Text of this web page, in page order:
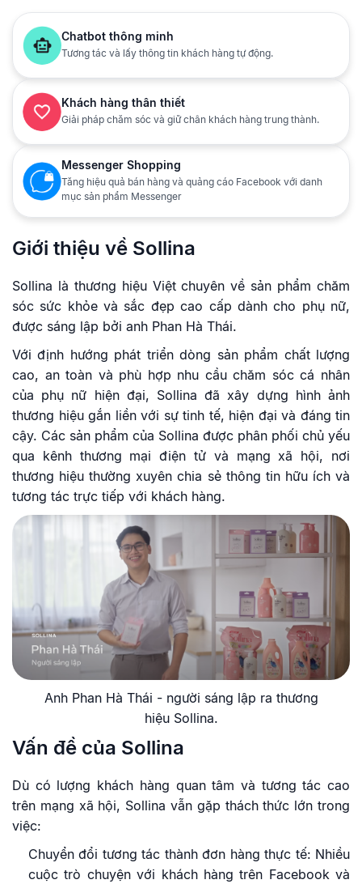
Chatbot thông minh
Tương tác và lấy thông tin khách hàng tự động.
Khách hàng thân thiết
Giải pháp chăm sóc và giữ chân khách hàng trung thành.
Messenger Shopping
Tăng hiệu quả bán hàng và quảng cáo Facebook với danh
mục sản phẩm Messenger
Giới thiệu về Sollina
Sollina là thương hiệu Việt chuyên về sản phẩm chăm
sóc sức khỏe và sắc đẹp cao cấp dành cho phụ nữ,
được sáng lập bởi anh Phan Hà Thái.
Với định hướng phát triển dòng sản phẩm chất lượng
cao, an toàn và phù hợp nhu cầu chăm sóc cá nhân
của phụ nữ hiện đại, Sollina đã xây dựng hình ảnh
thương hiệu gắn liền với sự tinh tế, hiện đại và đáng tin
cậy. Các sản phẩm của Sollina được phân phối chủ yếu
qua kênh thương mại điện tử và mạng xã hội, nơi
thương hiệu thường xuyên chia sẻ thông tin hữu ích và
tương tác trực tiếp với khách hàng.
Anh Phan Hà Thái - người sáng lập ra thương
hiệu Sollina.
Vấn đề của Sollina
Dù có lượng khách hàng quan tâm và tương tác cao
trên mạng xã hội, Sollina vẫn gặp thách thức lớn trong
việc:
Chuyển đổi tương tác thành đơn hàng thực tế: Nhiều
cuộc trò chuyện với khách hàng trên Facebook và